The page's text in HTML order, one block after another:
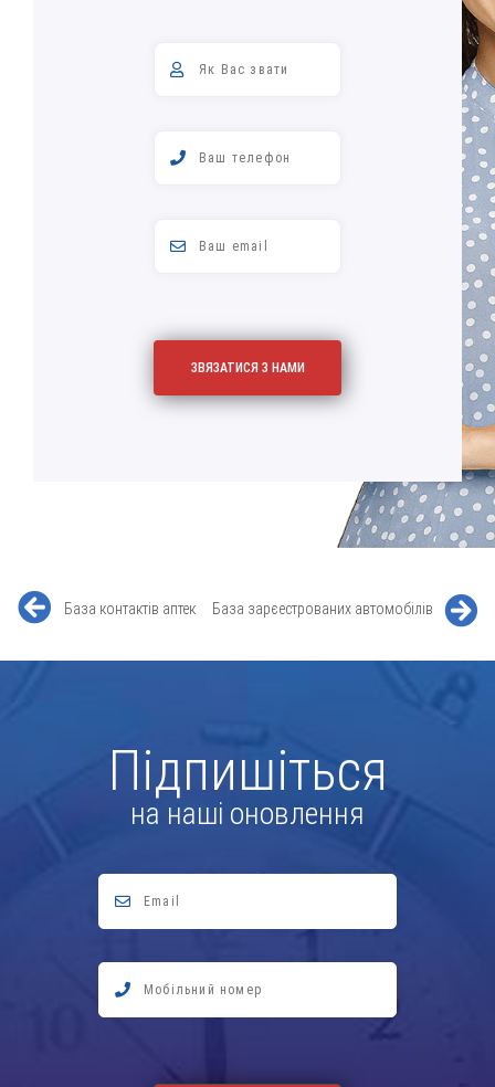
База контактів аптек База зарєестрованих автомобілів
Підпишіться
на наші оновлення